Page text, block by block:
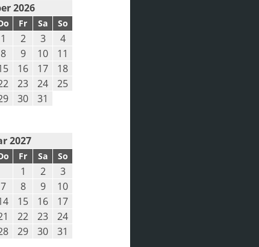
2026
Fr Sa So
1 2 3
4
8 9 10
11
16 17
18
23 24
25
30 31
2027
Fr Sa So
1 2
3
7 8 9
10
15 16
17
22 23
24
29 30 31